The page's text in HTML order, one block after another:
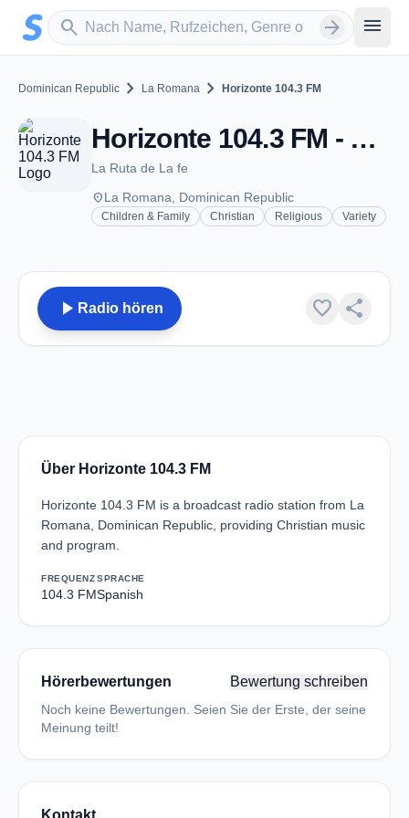
Zum Hauptinhalt springen
search
Sender suchen arrow_forward menu
Dominican Republic chevron_right La Romana chevron_right Horizonte 104.3 FM
Horizonte 104.3 FM - FM 104.3 - La Romana
La Ruta de La fe
placeLa Romana, Dominican Republic
Children & Family Christian Religious Variety
play_arrow Radio hören favorite share
Über Horizonte 104.3 FM
Horizonte 104.3 FM is a broadcast radio station from La
Romana, Dominican Republic, providing Christian music
and program.
FREQUENZ
104.3 FM
SPRACHE
Spanish
Hörerbewertungen Bewertung schreiben
Noch keine Bewertungen. Seien Sie der Erste, der seine
Meinung teilt!
Kontakt